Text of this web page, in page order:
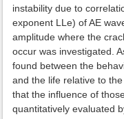
instability due to
exponent LLe) of AE
amplitude where the
occur was investigated.
found between the
and the life relative to
that the influence of
quantitatively evaluated